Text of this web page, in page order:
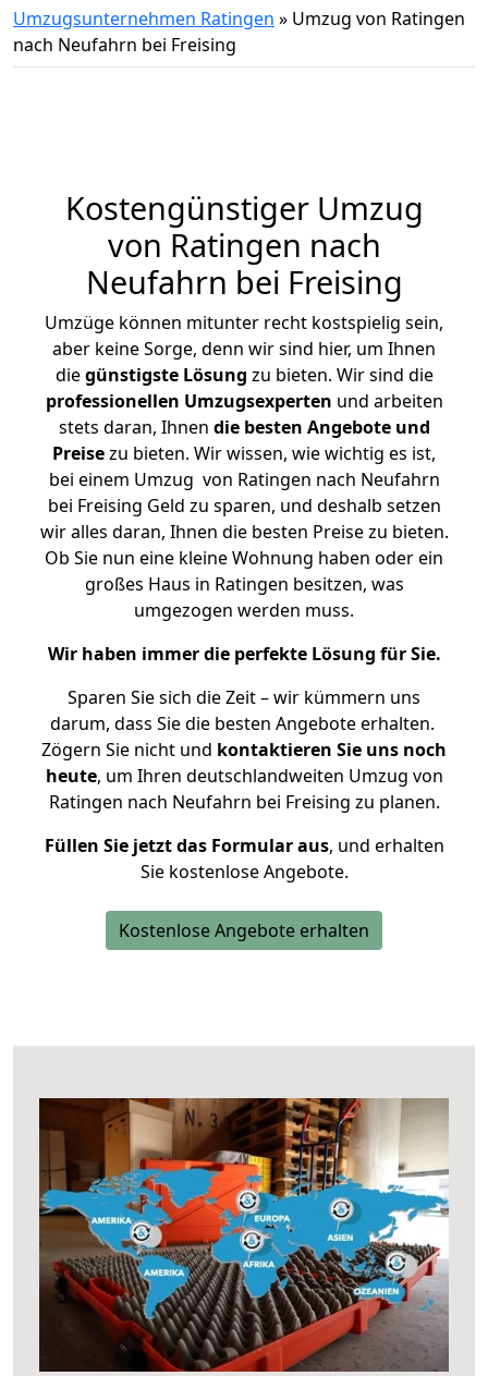
Umzugsunternehmen Ratingen » Umzug von Ratingen
nach Neufahrn bei Freising
Kostengünstiger Umzug
von Ratingen nach
Neufahrn bei Freising
Umzüge können mitunter recht kostspielig sein,
aber keine Sorge, denn wir sind hier, um Ihnen
diegünstigste Lösung zu bieten. Wir sind die
professionellen Umzugsexperten und arbeiten
stets daran, Ihnen die besten Angebote und
Preisezu bieten. Wir wissen, wie wichtig es ist,
bei einem Umzug von Ratingen nach Neufahrn
bei Freising Geld zu sparen, und deshalb setzen
wir alles daran, Ihnen die besten Preise zu bieten.
Ob Sie nun eine kleine Wohnung haben oder ein
großes Haus in Ratingen besitzen, was
umgezogen werden muss.
Wir haben immer die perfekte Lösung für Sie.
Sparen Sie sich die Zeit – wir kümmern uns
darum, dass Sie die besten Angebote erhalten.
Zögern Sie nicht und kontaktieren Sie uns noch
heute, um Ihren deutschlandweiten Umzug von
Ratingen nach Neufahrn bei Freising zu planen.
Füllen Sie jetzt das Formular aus, und erhalten
Sie kostenlose Angebote.
Kostenlose Angebote erhalten